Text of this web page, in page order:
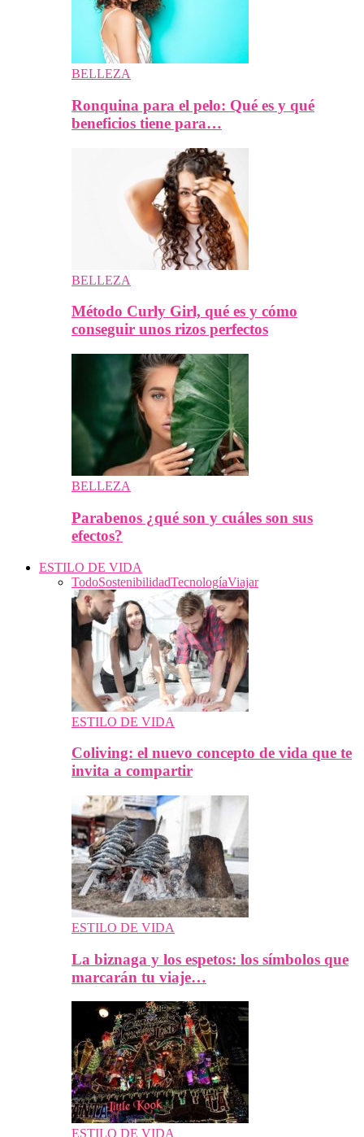
BELLEZA
Ronquina para el pelo: Qué es y qué
beneficios tiene para…
BELLEZA
Método Curly Girl, qué es y cómo
conseguir unos rizos perfectos
BELLEZA
Parabenos ¿qué son y cuáles son sus
efectos?
ESTILO DE VIDA
TodoSostenibilidadTecnologíaViajar
ESTILO DE VIDA
Coliving: el nuevo concepto de vida que te
invita a compartir
ESTILO DE VIDA
La biznaga y los espetos: los símbolos que
marcarán tu viaje…
ESTILO DE VIDA